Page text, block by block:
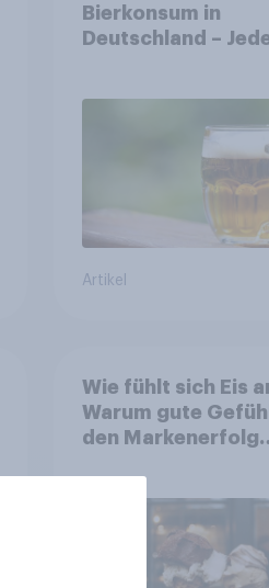
Bierkonsum in
Deutschland –
um über 23 Prozent
Artikel
Wie fühlt sich Eis
Warum gute
den Markenerfolg